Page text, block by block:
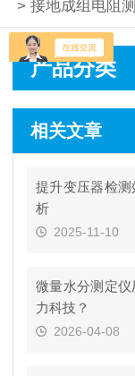
> 接地成组电阻
产品分类
相关文章
提升变压器检
析
2025-11-10
微量水分测定
力科技？
2026-04-08